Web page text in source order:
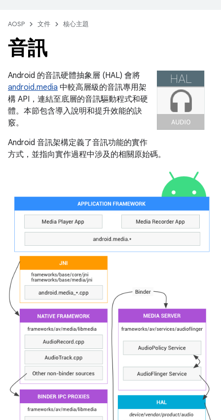
AOSP 文件 核心主題
音訊
Android 的音訊硬體抽象層 (HAL) 會將
android.media 中較高層級的音訊專用架
構 API，連結至底層的音訊驅動程式和硬
體。本節包含導入說明和提升效能的訣
竅。
Android 音訊架構定義了音訊功能的實作
方式，並指向實作過程中涉及的相關原始碼。